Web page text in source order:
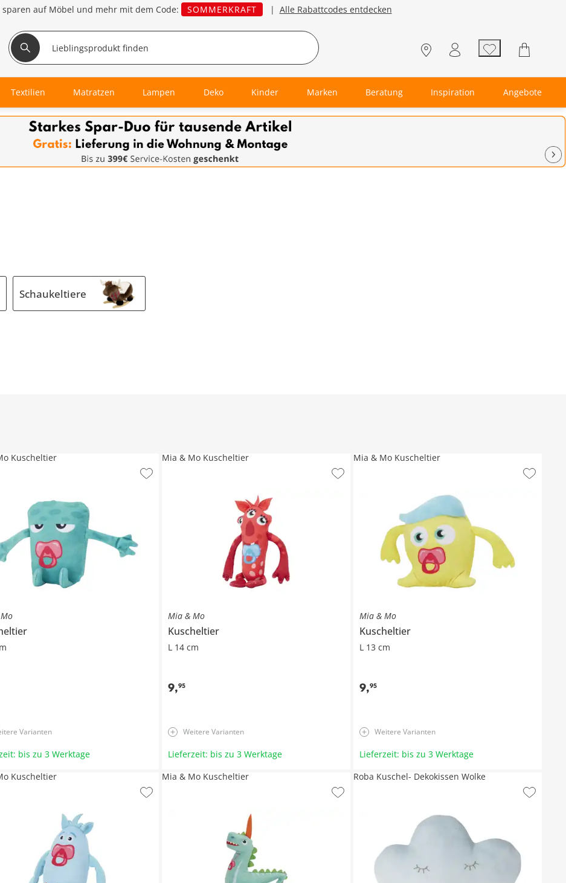
sparen auf Möbel und mehr mit dem Code: SOMMERKRAFT | Alle Rabattcodes entdecken
Textilien Matratzen Lampen Deko Kinder Marken Beratung Inspiration Angebote
Schaukeltiere
Kuscheltier
Varianten
bis zu 3 Werktage
Mia & Mo
Kuscheltier
L 14 cm
9,95
Mia & Mo Kuscheltier
Weitere Varianten
Lieferzeit: bis zu 3 Werktage
Mia & Mo
Kuscheltier
L 13 cm
9,95
Mia & Mo Kuscheltier
Weitere Varianten
Lieferzeit: bis zu 3 Werktage
Kuscheltier Mia & Mo Kuscheltier Roba Kuschel- Dekokissen Wolke